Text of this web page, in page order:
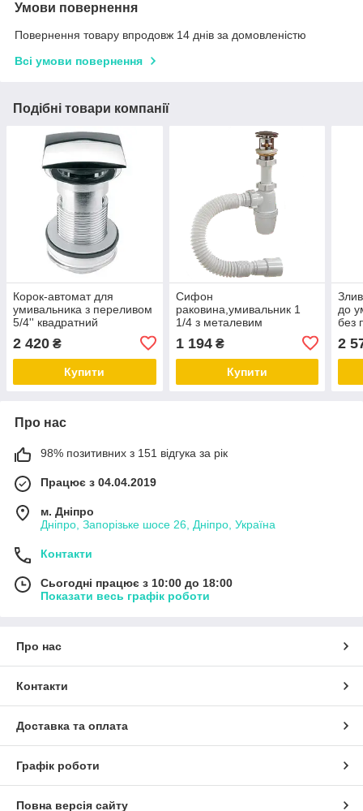
Умови повернення
Повернення товару впродовж 14 днів за домовленістю
Всі умови повернення
Подібні товари компанії
Корок-автомат для
умивальника з переливом
5/4'' квадратний
2 420 ₴
Купити
Сифон
раковина,умивальник 1
1/4 з металевим
переливом, з гнучкою
гофротрубою 40х40/50
1 194₴
Купити
до
без
2
Про нас
98% позитивних з 151 відгука за рік
Працює з 04.04.2019
м. Дніпро
Дніпро, Запорізьке шосе 26, Дніпро, Україна
Контакти
Сьогодні працює з 10:00 до 18:00
Показати весь графік роботи
Про нас
Контакти
Доставка та оплата
Графік роботи
Повна версія сайту